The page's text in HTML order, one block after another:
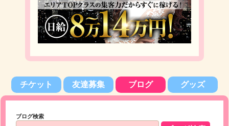
チケット 友達募集 ブログ グッズ
ブログ検索